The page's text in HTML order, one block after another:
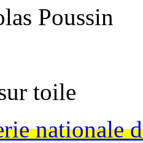
Poussin
toile
nationale